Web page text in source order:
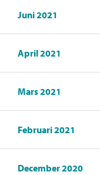
Juni 2021
April 2021
Mars 2021
Februari 2021
December 2020